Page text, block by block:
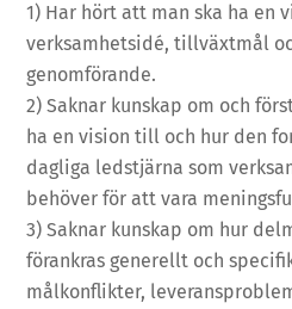
1) Har hört att man ska ha en
verksamhetsidé, tillväxtmål
genomförande.
2) Saknar kunskap om och
ha en vision till och hur den
dagliga ledstjärna som
behöver för att vara
3) Saknar kunskap om hur
förankras generellt och
målkonflikter,